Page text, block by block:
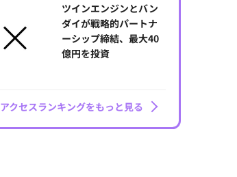
ツインエンジンとバン
ダイが戦略的パートナ
ーシップ締結、最大40
億円を投資
アクセスランキングをもっと見る